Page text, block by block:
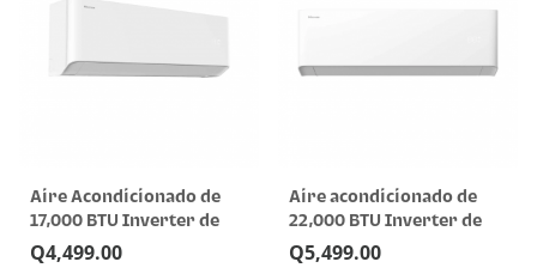
Aire Acondicionado de
17,000 BTU Inverter de
220V.
Q4,499.00
Aire acondicionado de
22,000 BTU Inverter de
220V
Q5,499.00